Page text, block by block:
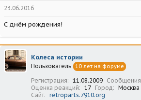
23.06.2016
С днём рождения!
Колеса истории
Пользователь 10 лет на форуме
Регистрация 11.08.2009 Сообщения
Оценка реакций
17 Город
Москва
Сайт
retroparts.7910.org